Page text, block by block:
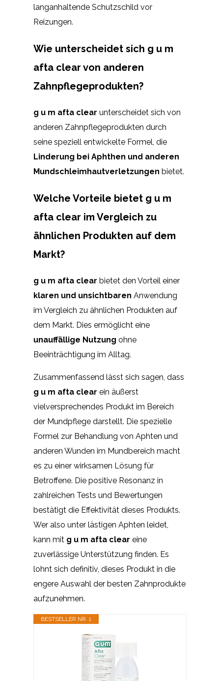
langanhaltende Schutzschild vor
Reizungen.
Wie unterscheidet sich g u m
afta clear von anderen
Zahnpflegeprodukten?
g u m afta clear unterscheidet sich von
anderen Zahnpflegeprodukten durch
seine speziell entwickelte Formel, die
Linderung bei Aphthen und anderen
Mundschleimhautverletzungen bietet.
Welche Vorteile bietet g u m
afta clear im Vergleich zu
ähnlichen Produkten auf dem
Markt?
g u m afta clear bietet den Vorteil einer
klaren und unsichtbaren Anwendung
im Vergleich zu ähnlichen Produkten auf
dem Markt. Dies ermöglicht eine
unauffällige Nutzung ohne
Beeinträchtigung im Alltag.
Zusammenfassend lässt sich sagen, dass
g u m afta clear ein äußerst
vielversprechendes Produkt im Bereich
der Mundpflege darstellt. Die spezielle
Formel zur Behandlung von Aphten und
anderen Wunden im Mundbereich macht
es zu einer wirksamen Lösung für
Betroffene. Die positive Resonanz in
zahlreichen Tests und Bewertungen
bestätigt die Effektivität dieses Produkts.
Wer also unter lästigen Aphten leidet,
kann mit g u m afta clear eine
zuverlässige Unterstützung finden. Es
lohnt sich definitiv, dieses Produkt in die
engere Auswahl der besten Zahnprodukte
aufzunehmen.
BESTSELLER NR. 1